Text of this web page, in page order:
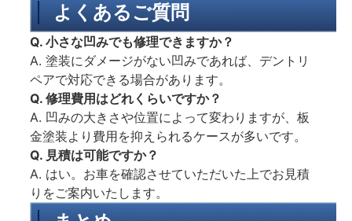
よくあるご質問
Q. 小さな凹みでも修理できますか？
A. 塗装にダメージがない凹みであれば、デントリ
ペアで対応できる場合があります。
Q. 修理費用はどれくらいですか？
A. 凹みの大きさや位置によって変わりますが、板
金塗装より費用を抑えられるケースが多いです。
Q. 見積は可能ですか？
A. はい。お車を確認させていただいた上でお見積
りをご案内いたします。